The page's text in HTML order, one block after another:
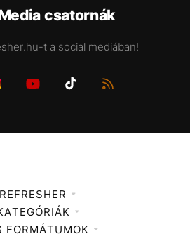
csatornák
t a social mediában!
REFRESHER
Médiaajánlat
Zene
FORMÁTUMOK